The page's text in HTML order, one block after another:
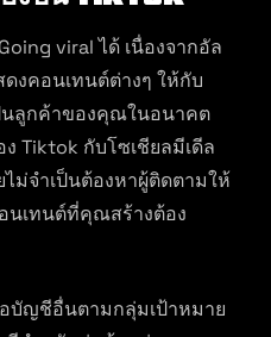
viral ได้ เนื่องจากอัล
งคอนเทนต์ต่างๆ ให้กับ
ลูกค้าของคุณในอนาคต
Tiktok กับโซเชียลมีเดีล
ม่จำเป็นต้องหาผู้ติดตามให้
นเทนต์ที่คุณสร้างต้อง
บัญชีอื่นตามกลุ่มเป้าหมาย